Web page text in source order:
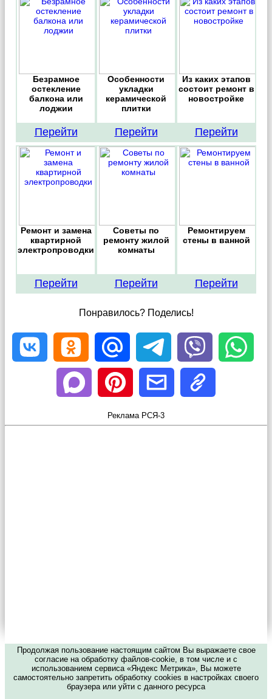
Безрамное
остекление
балкона или
лоджии
Перейти
Особенности
укладки
керамической
плитки
Перейти
Из каких этапов
состоит ремонт в
новостройке
Перейти
Ремонт и замена
квартирной
электропроводки
Перейти
Советы по
ремонту жилой
комнаты
Перейти
Ремонтируем
стены в ванной
Перейти
Понравилось? Поделись!
Реклама РСЯ-3
Продолжая пользование настоящим сайтом Вы выражаете свое
согласие на обработку файлов-cookie, в том числе и с
использованием сервиса «Яндекс Метрика», Вы можете
самостоятельно запретить обработку cookies в настройках своего
браузера или уйти с данного ресурса